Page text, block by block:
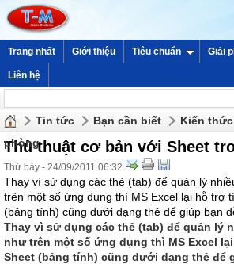
Trang nhất Giới thiệu Tiêu chuẩn Giải
Liên hệ
Tin tức Bạn cần biết Kiến thức
phòng
Thủ thuật cơ bản với Sheet
Thứ bảy - 24/09/2011 06:32
Thay vì sử dụng các thẻ (tab) để quản lý
trên một số ứng dụng thì MS Excel lại hỗ trợ
(bảng tính) cũng dưới dạng thẻ để giúp bạn
Thay vì sử dụng các thẻ (tab) để quản lý
như trên một số ứng dụng thì MS Excel
Sheet (bảng tính) cũng dưới dạng thẻ để